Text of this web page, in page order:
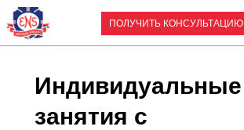
ПОЛУЧИТЬ КОНСУЛЬТАЦИЮ
Индивидуальные
занятия с